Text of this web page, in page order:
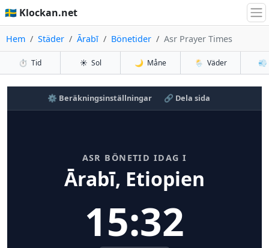
🇸🇪 Klockan.net
Hem Städer Ārabī Bönetider Asr Prayer Times
⏱️ Tid ☀️ Sol 🌙 Måne 🌦️ Väder 💨
⚙️ Beräkningsinställningar 🔗 Dela sida
ASR BÖNETID IDAG I
Ārabī, Etiopien
15:32